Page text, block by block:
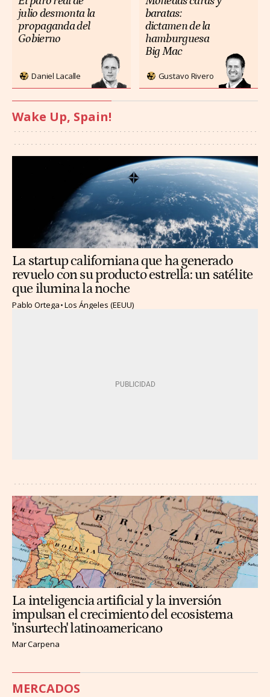
julio desmonta la
propaganda del
Gobierno
Daniel Lacalle
baratas:
dictamen de la
hamburguesa
Big Mac
Gustavo Rivero
Wake Up, Spain!
La startup californiana que ha generado
revuelo con su producto estrella: un satélite
que ilumina la noche
Pablo Ortega Los Ángeles (EEUU)
La inteligencia artificial y la inversión
impulsan el crecimiento del ecosistema
'insurtech' latinoamericano
Mar Carpena
MERCADOS